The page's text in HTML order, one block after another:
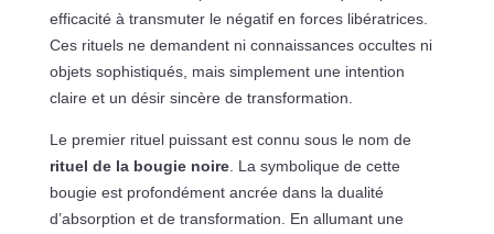
efficacité à transmuter le négatif en forces libératrices.
Ces rituels ne demandent ni connaissances occultes ni
objets sophistiqués, mais simplement une intention
claire et un désir sincère de transformation.
Le premier rituel puissant est connu sous le nom de
rituel de la bougie noire. La symbolique de cette
bougie est profondément ancrée dans la dualité
d’absorption et de transformation. En allumant une